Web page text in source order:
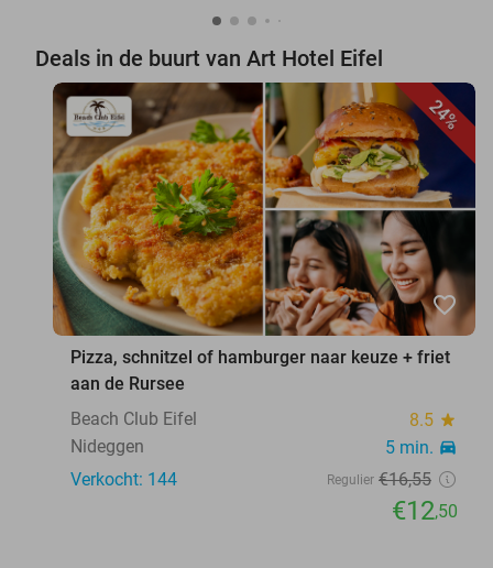
Deals in de buurt van Art Hotel Eifel
24%
favorite_border
Pizza, schnitzel of hamburger naar keuze + friet
aan de Rursee
Beach Club Eifel
8.5 star
Nideggen 5 min. directions_car
Verkocht: 144 Regulier €16,55
€12,50